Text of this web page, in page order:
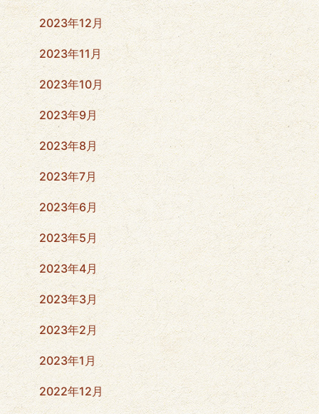
2023年12月
2023年11月
2023年10月
2023年9月
2023年8月
2023年7月
2023年6月
2023年5月
2023年4月
2023年3月
2023年2月
2023年1月
2022年12月